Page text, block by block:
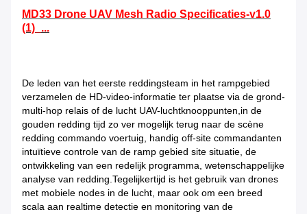
MD33 Drone UAV Mesh Radio Specificaties-v1.0
(1)_...
De leden van het eerste reddingsteam in het rampgebied
verzamelen de HD-video-informatie ter plaatse via de grond-
multi-hop relais of de lucht UAV-luchtknooppunten,in de
gouden redding tijd zo ver mogelijk terug naar de scène
redding commando voertuig, handig off-site commandanten
intuïtieve controle van de ramp gebied site situatie, de
ontwikkeling van een redelijk programma, wetenschappelijke
analyse van redding.Tegelijkertijd is het gebruik van drones
met mobiele nodes in de lucht, maar ook om een breed
scala aan realtime detectie en monitoring van de